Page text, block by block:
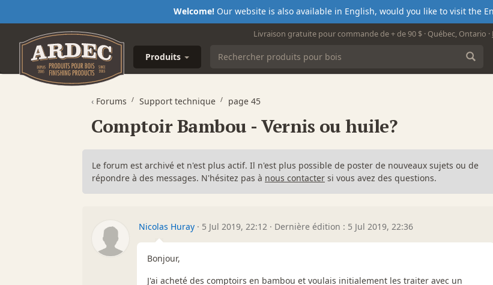
Welcome!Our website is also available in English, would you like to visit the
Livraison gratuite pour commande de + de 90 $ · Québec, Ontario ·
Produits
‹ Forums Support technique page 45
Comptoir Bambou - Vernis ou huile?
Le forum est archivé et n'est plus actif. Il n'est plus possible de poster de nouveaux sujets ou de
répondre à des messages. N'hésitez pas à nous contacter si vous avez des questions.
Nicolas Huray · 5 Jul 2019, 22:12 · Dernière édition : 5 Jul 2019, 22:36
Bonjour,
J'ai acheté des comptoirs en bambou et voulais initialement les traiter avec un